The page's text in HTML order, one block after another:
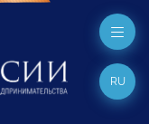
RU